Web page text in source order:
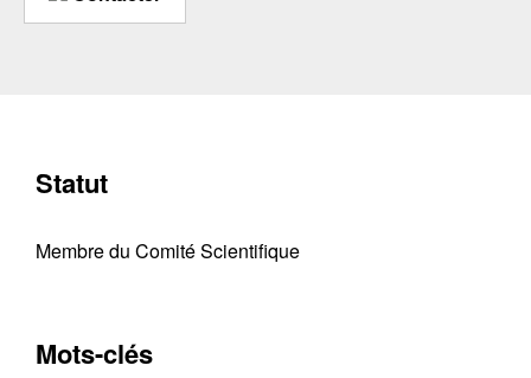
Statut
Membre du Comité Scientifique
Mots-clés